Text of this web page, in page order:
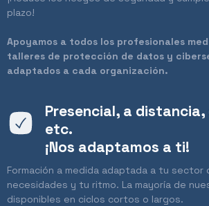
plazo!
Apoyamos a todos los profesionales
talleres de protección de datos y
adaptados a cada organización.
Presencial, a
etc.
¡Nos adaptamos a ti!
Formación a medida adaptada a tu
necesidades y tu ritmo. La mayoría de
disponibles en ciclos cortos o largos.